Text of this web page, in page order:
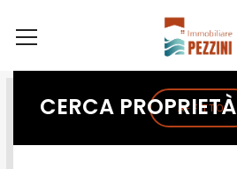
CERCA PROPRIETÀ
AFFITTO